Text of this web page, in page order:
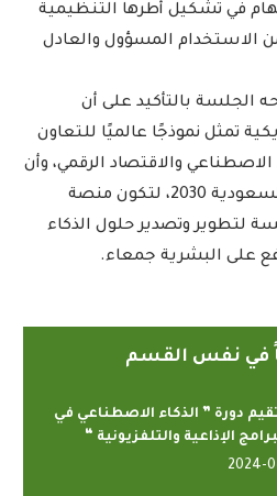
في تشكيل أطرها التنظيمية
الاستخدام المسؤول والعادل
الجلسة بالتأكيد على أن
تمثل نموذجًا عالميًا للتعاون
والاقتصاد الرقمي، وأن
المملكة تسعى عبر رؤية السعودية 2030، لتكون منصة
لتطوير وتصدير حلول الذكاء
على البشرية جمعاء.
في نفس القسم
دورة ” الذكاء الاصطناعي في
الإذاعية والتلفزيونية “
2024-